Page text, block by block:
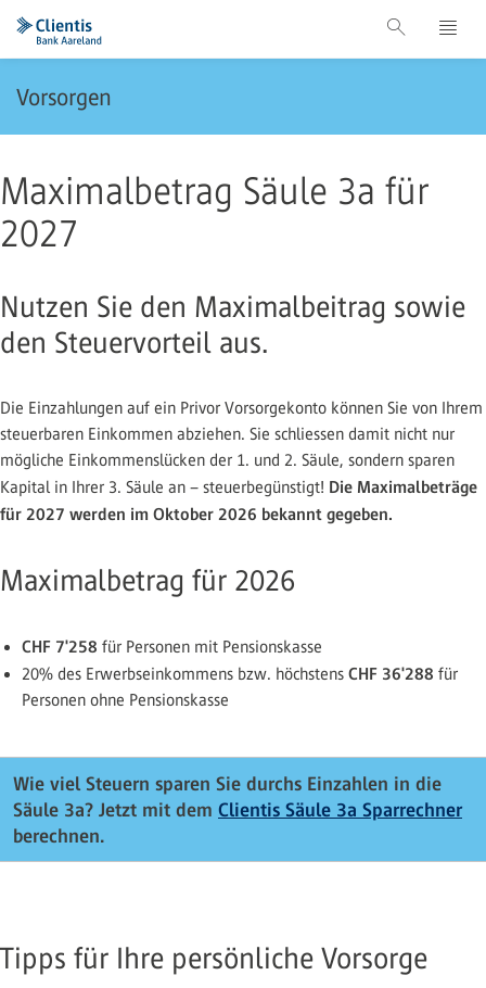
Vorsorgen
Maximalbetrag Säule 3a für
2027
Nutzen Sie den Maximalbeitrag sowie
den Steuervorteil aus.
Die Einzahlungen auf ein Privor Vorsorgekonto können Sie von Ihrem
steuerbaren Einkommen abziehen. Sie schliessen damit nicht nur
mögliche Einkommenslücken der 1. und 2. Säule, sondern sparen
Kapital in Ihrer 3. Säule an – steuerbegünstigt! Die Maximalbeträge
für 2027 werden im Oktober 2026 bekannt gegeben.
Maximalbetrag für 2026
CHF 7'258 für Personen mit Pensionskasse
20% des Erwerbseinkommens bzw. höchstens CHF 36'288 für
Personen ohne Pensionskasse
Wie viel Steuern sparen Sie durchs Einzahlen in die
Säule 3a? Jetzt mit dem Clientis Säule 3a Sparrechner
berechnen.
Tipps für Ihre persönliche Vorsorge